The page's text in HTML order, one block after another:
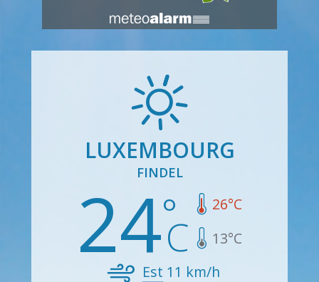
LUXEMBOURG
FINDEL
24 26°C
13°C
Est 11 km/h